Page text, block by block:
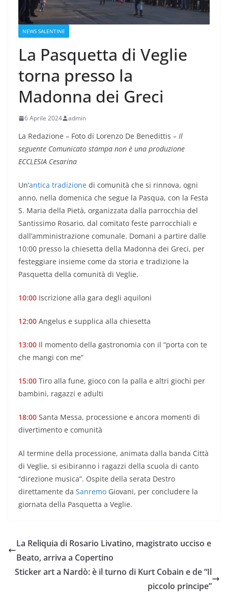
NEWS SALENTINE
La Pasquetta di Veglie
torna presso la
Madonna dei Greci
6 Aprile 2024 admin
La Redazione – Foto di Lorenzo De Benedittis – Il
seguente Comunicato stampa non è una produzione
ECCLESIA Cesarina
Un’antica tradizione di comunità che si rinnova, ogni
anno, nella domenica che segue la Pasqua, con la Festa
S. Maria della Pietà, organizzata dalla parrocchia del
Santissimo Rosario, dal comitato feste parrocchiali e
dall’amministrazione comunale. Domani a partire dalle
10:00 presso la chiesetta della Madonna dei Greci, per
festeggiare insieme come da storia e tradizione la
Pasquetta della comunità di Veglie.
10:00 Iscrizione alla gara degli aquiloni
12:00 Angelus e supplica alla chiesetta
13:00 Il momento della gastronomia con il “porta con te
che mangi con me”
15:00 Tiro alla fune, gioco con la palla e altri giochi per
bambini, ragazzi e adulti
18:00 Santa Messa, processione e ancora momenti di
divertimento e comunità
Al termine della processione, animata dalla banda Città
di Veglie, si esibiranno i ragazzi della scuola di canto
“direzione musica”. Ospite della serata Destro
direttamente da Sanremo Giovani, per concludere la
giornata della Pasquetta a Veglie.
La Reliquia di Rosario Livatino, magistrato ucciso e
Beato, arriva a Copertino
Sticker art a Nardò: è il turno di Kurt Cobain e de “Il
piccolo principe”